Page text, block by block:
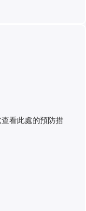
看此處的預防措